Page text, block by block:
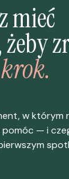
mieć
w którym
pomóc — i